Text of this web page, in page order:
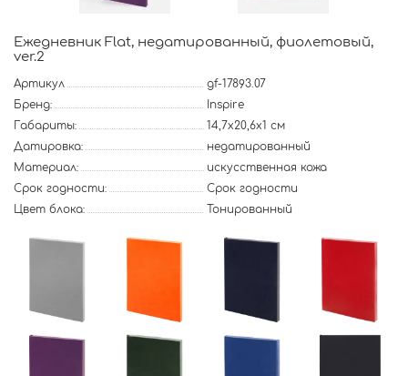
Ежедневник Flat, недатированный, фиолетовый,
ver.2
Артикул
gf-17893.07
Бренд:
Inspire
Габариты:
14,7х20,6х1 см
Датировка:
недатированный
Материал:
искусственная кожа
Срок годности:
Срок годности
Цвет блока:
Тонированный